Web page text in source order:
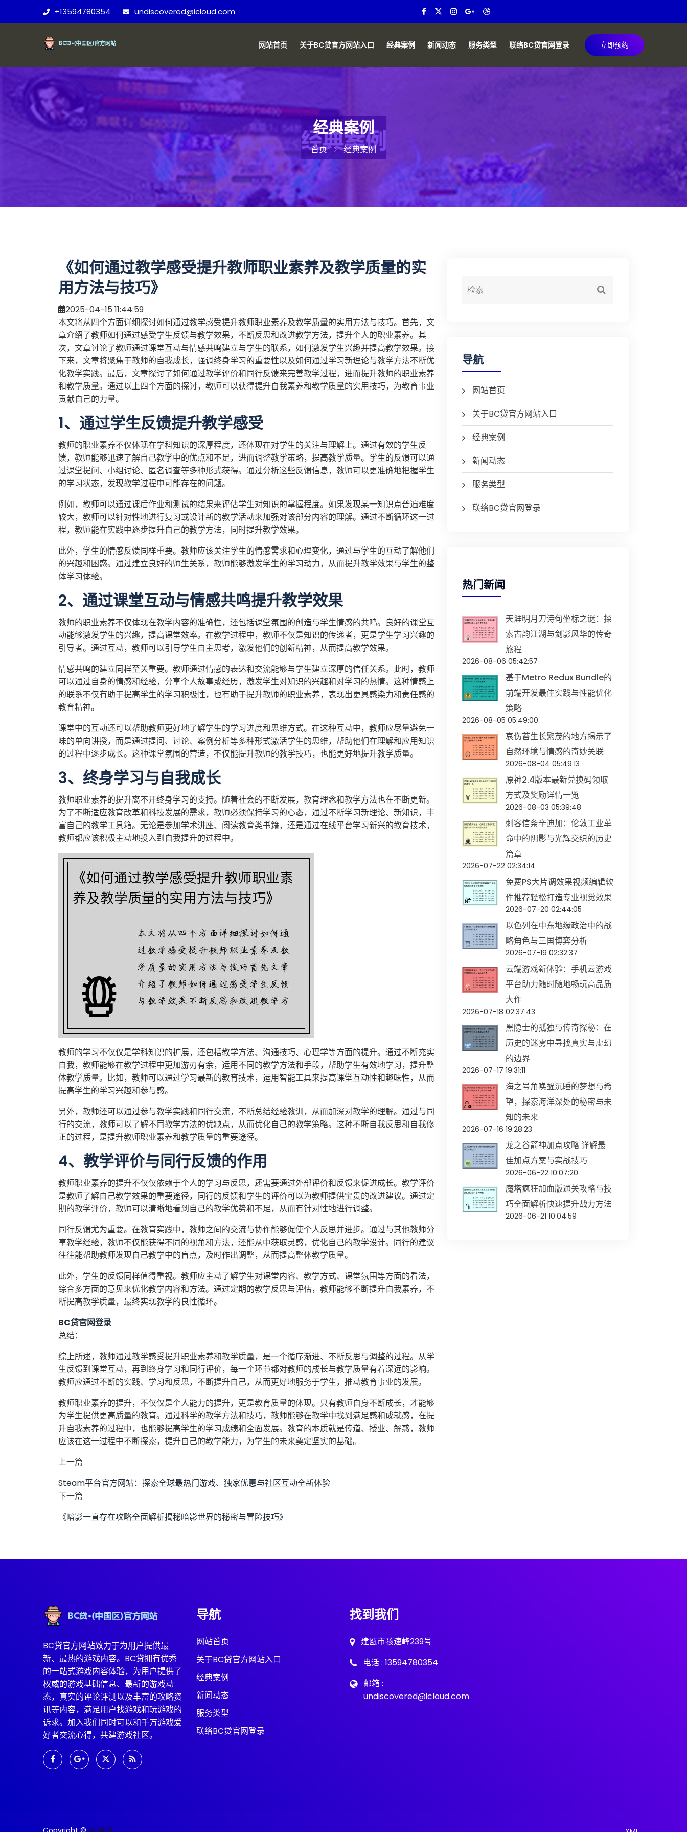
+13594780354 undiscovered@icloud.com
网站首页 关于BC贷官方网站入口 经典案例 新闻动态 服务类型 联络BC贷官网登录 立即预约
经典案例
首页 经典案例
《如何通过教学感受提升教师职业素养及教学质量的实
用方法与技巧》
2025-04-15 11:44:59
本文将从四个方面详细探讨如何通过教学感受提升教师职业素养及教学质量的实用方法与技巧。首先，文
章介绍了教师如何通过感受学生反馈与教学效果，不断反思和改进教学方法，提升个人的职业素养。其
次，文章讨论了教师通过课堂互动与情感共鸣建立与学生的联系，如何激发学生兴趣并提高教学效果。接
下来，文章将聚焦于教师的自我成长，强调终身学习的重要性以及如何通过学习新理论与教学方法不断优
化教学实践。最后，文章探讨了如何通过教学评价和同行反馈来完善教学过程，进而提升教师的职业素养
和教学质量。通过以上四个方面的探讨，教师可以获得提升自我素养和教学质量的实用技巧，为教育事业
贡献自己的力量。
1、通过学生反馈提升教学感受
教师的职业素养不仅体现在学科知识的深厚程度，还体现在对学生的关注与理解上。通过有效的学生反
馈，教师能够迅速了解自己教学中的优点和不足，进而调整教学策略，提高教学质量。学生的反馈可以通
过课堂提问、小组讨论、匿名调查等多种形式获得。通过分析这些反馈信息，教师可以更准确地把握学生
的学习状态，发现教学过程中可能存在的问题。
例如，教师可以通过课后作业和测试的结果来评估学生对知识的掌握程度。如果发现某一知识点普遍难度
较大，教师可以针对性地进行复习或设计新的教学活动来加强对该部分内容的理解。通过不断循环这一过
程，教师能在实践中逐步提升自己的教学方法，同时提升教学效果。
此外，学生的情感反馈同样重要。教师应该关注学生的情感需求和心理变化，通过与学生的互动了解他们
的兴趣和困惑。通过建立良好的师生关系，教师能够激发学生的学习动力，从而提升教学效果与学生的整
体学习体验。
2、通过课堂互动与情感共鸣提升教学效果
教师的职业素养不仅体现在教学内容的准确性，还包括课堂氛围的创造与学生情感的共鸣。良好的课堂互
动能够激发学生的兴趣，提高课堂效率。在教学过程中，教师不仅是知识的传递者，更是学生学习兴趣的
引导者。通过互动，教师可以引导学生自主思考，激发他们的创新精神，从而提高教学效果。
情感共鸣的建立同样至关重要。教师通过情感的表达和交流能够与学生建立深厚的信任关系。此时，教师
可以通过自身的情感和经验，分享个人故事或经历，激发学生对知识的兴趣和对学习的热情。这种情感上
的联系不仅有助于提高学生的学习积极性，也有助于提升教师的职业素养，表现出更具感染力和责任感的
教育精神。
课堂中的互动还可以帮助教师更好地了解学生的学习进度和思维方式。在这种互动中，教师应尽量避免一
味的单向讲授，而是通过提问、讨论、案例分析等多种形式激活学生的思维，帮助他们在理解和应用知识
的过程中逐步成长。这种课堂氛围的营造，不仅能提升教师的教学技巧，也能更好地提升教学质量。
3、终身学习与自我成长
教师职业素养的提升离不开终身学习的支持。随着社会的不断发展，教育理念和教学方法也在不断更新。
为了不断适应教育改革和科技发展的需求，教师必须保持学习的心态，通过不断学习新理论、新知识，丰
富自己的教学工具箱。无论是参加学术讲座、阅读教育类书籍，还是通过在线平台学习新兴的教育技术，
教师都应该积极主动地投入到自我提升的过程中。
教师的学习不仅仅是学科知识的扩展，还包括教学方法、沟通技巧、心理学等方面的提升。通过不断充实
自我，教师能够在教学过程中更加游刃有余，运用不同的教学方法和手段，帮助学生有效地学习，提升整
体教学质量。比如，教师可以通过学习最新的教育技术，运用智能工具来提高课堂互动性和趣味性，从而
提高学生的学习兴趣和参与感。
另外，教师还可以通过参与教学实践和同行交流，不断总结经验教训，从而加深对教学的理解。通过与同
行的交流，教师可以了解不同教学方法的优缺点，从而优化自己的教学策略。这种不断自我反思和自我修
正的过程，是提升教师职业素养和教学质量的重要途径。
4、教学评价与同行反馈的作用
教师职业素养的提升不仅仅依赖于个人的学习与反思，还需要通过外部评价和反馈来促进成长。教学评价
是教师了解自己教学效果的重要途径，同行的反馈和学生的评价可以为教师提供宝贵的改进建议。通过定
期的教学评价，教师可以清晰地看到自己的教学优势和不足，从而有针对性地进行调整。
同行反馈尤为重要。在教育实践中，教师之间的交流与协作能够促使个人反思并进步。通过与其他教师分
享教学经验，教师不仅能获得不同的视角和方法，还能从中获取灵感，优化自己的教学设计。同行的建议
往往能帮助教师发现自己教学中的盲点，及时作出调整，从而提高整体教学质量。
此外，学生的反馈同样值得重视。教师应主动了解学生对课堂内容、教学方式、课堂氛围等方面的看法，
综合多方面的意见来优化教学内容和方法。通过定期的教学反思与评估，教师能够不断提升自我素养，不
断提高教学质量，最终实现教学的良性循环。
BC贷官网登录
总结：
综上所述，教师通过教学感受提升职业素养和教学质量，是一个循序渐进、不断反思与调整的过程。从学
生反馈到课堂互动，再到终身学习和同行评价，每一个环节都对教师的成长与教学质量有着深远的影响。
教师应通过不断的实践、学习和反思，不断提升自己，从而更好地服务于学生，推动教育事业的发展。
教师职业素养的提升，不仅仅是个人能力的提升，更是教育质量的体现。只有教师自身不断成长，才能够
为学生提供更高质量的教育。通过科学的教学方法和技巧，教师能够在教学中找到满足感和成就感，在提
升自我素养的过程中，也能够提高学生的学习成绩和全面发展。教育的本质就是传道、授业、解惑，教师
应该在这一过程中不断探索，提升自己的教学能力，为学生的未来奠定坚实的基础。
上一篇
Steam平台官方网站：探索全球最热门游戏、独家优惠与社区互动全新体验
下一篇
《暗影一直存在攻略全面解析揭秘暗影世界的秘密与冒险技巧》
导航
网站首页
关于BC贷官方网站入口
经典案例
新闻动态
服务类型
联络BC贷官网登录
热门新闻
天涯明月刀诗句坐标之谜：探
索古韵江湖与剑影风华的传奇
旅程
2026-08-06 05:42:57
基于Metro Redux Bundle的
前端开发最佳实践与性能优化
策略
2026-08-05 05:49:00
哀伤苔生长繁茂的地方揭示了
自然环境与情感的奇妙关联
2026-08-04 05:49:13
原神2.4版本最新兑换码领取
方式及奖励详情一览
2026-08-03 05:39:48
刺客信条辛迪加：伦敦工业革
命中的阴影与光辉交织的历史
篇章
2026-07-22 02:34:14
免费PS大片调效果视频编辑软
件推荐轻松打造专业视觉效果
2026-07-20 02:44:05
以色列在中东地缘政治中的战
略角色与三国博弈分析
2026-07-19 02:32:37
云端游戏新体验：手机云游戏
平台助力随时随地畅玩高品质
大作
2026-07-18 02:37:43
黑隐士的孤独与传奇探秘：在
历史的迷雾中寻找真实与虚幻
的边界
2026-07-17 19:31:11
海之号角唤醒沉睡的梦想与希
望，探索海洋深处的秘密与未
知的未来
2026-07-16 19:28:23
龙之谷箭神加点攻略 详解最
佳加点方案与实战技巧
2026-06-22 10:07:20
魔塔疯狂加血版通关攻略与技
巧全面解析快速提升战力方法
2026-06-21 10:04:59
BC贷官方网站致力于为用户提供最
新、最热的游戏内容。BC贷拥有优秀
的一站式游戏内容体验，为用户提供了
权威的游戏基础信息、最新的游戏动
态，真实的评论评测以及丰富的攻略资
讯等内容，满足用户找游戏和玩游戏的
诉求。加入我们同时可以和千万游戏爱
好者交流心得，共建游戏社区。
导航
网站首页
关于BC贷官方网站入口
经典案例
新闻动态
服务类型
联络BC贷官网登录
找到我们
建瓯市孩速峰239号
电话 : 13594780354
邮箱 :
undiscovered@icloud.com